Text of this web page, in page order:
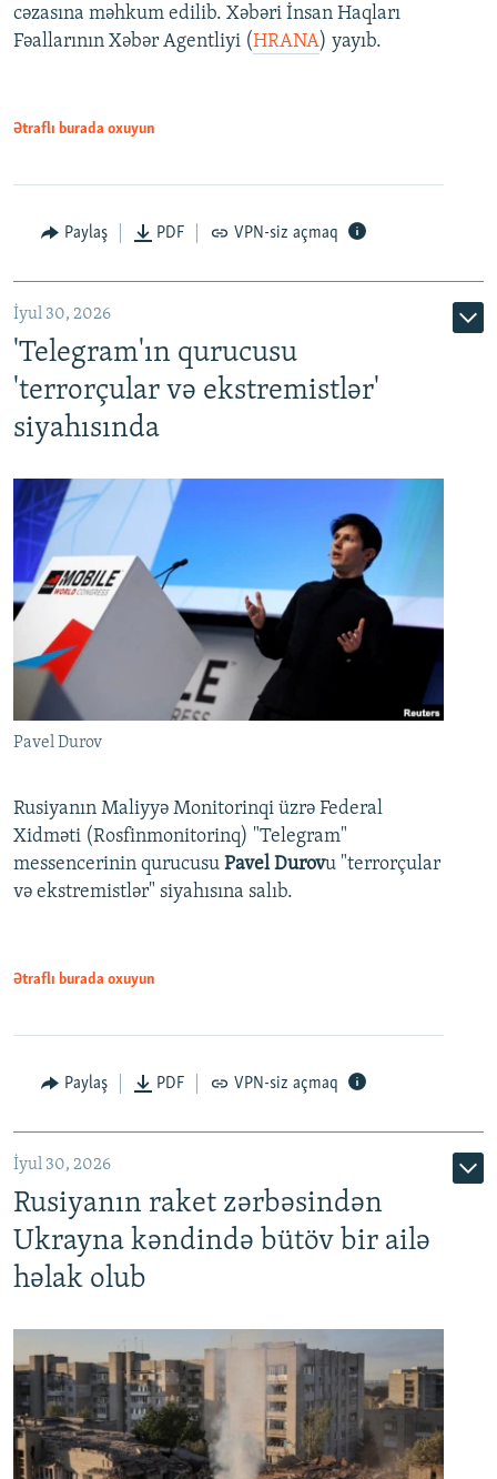
cəzasına məhkum edilib. Xəbəri İnsan Haqları
Fəallarının Xəbər Agentliyi (HRANA) yayıb.
Ətraflı burada oxuyun
Paylaş PDF VPN-siz açmaq
İyul 30, 2026
'Telegram'ın qurucusu
'terrorçular və ekstremistlər'
siyahısında
Pavel Durov
Rusiyanın Maliyyə Monitorinqi üzrə Federal
Xidməti (Rosfinmonitorinq) "Telegram"
messencerinin qurucusu Pavel Durovu "terrorçular
və ekstremistlər" siyahısına salıb.
Ətraflı burada oxuyun
Paylaş PDF VPN-siz açmaq
İyul 30, 2026
Rusiyanın raket zərbəsindən
Ukrayna kəndində bütöv bir ailə
həlak olub